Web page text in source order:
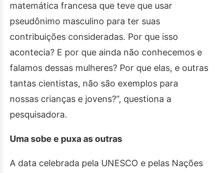
matemática francesa que teve que usar
pseudônimo masculino para ter suas
contribuições consideradas. Por que isso
acontecia? E por que ainda não conhecemos e
falamos dessas mulheres? Por que elas, e outras
tantas cientistas, não são exemplos para
nossas crianças e jovens?”, questiona a
pesquisadora.
Uma sobe e puxa as outras
A data celebrada pela UNESCO e pelas Nações